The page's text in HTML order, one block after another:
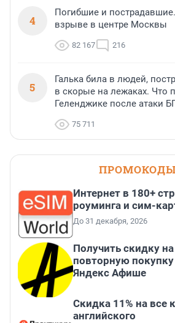
4
Погибшие и
взрыве в центре Москвы
82 167 216
5
Галька била в людей,
в скорые на лежаках. Что
Геленджике после атаки
75 711
ПРОМОКОДЫ
Интернет в 180+
роуминга и сим-
До 31 декабря, 2026
Получить скидку
повторную
Яндекс Афише
Скидка 11% на все
английского